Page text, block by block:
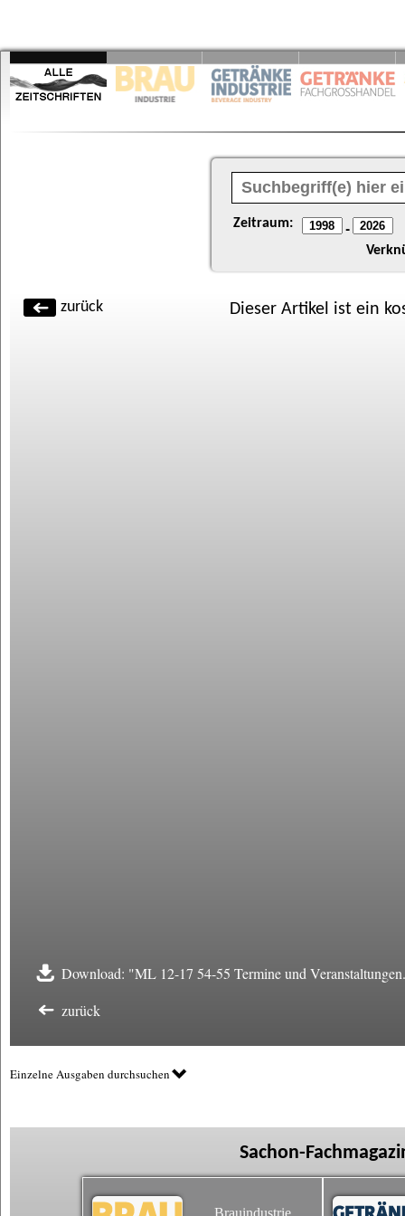
Zeitraum: -
zurück Dieser Artikel ist ein
Download: "ML 12-17 54-55 Termine und
zurück
Einzelne Ausgaben durchsuchen
Sachon-
Brauindustrie